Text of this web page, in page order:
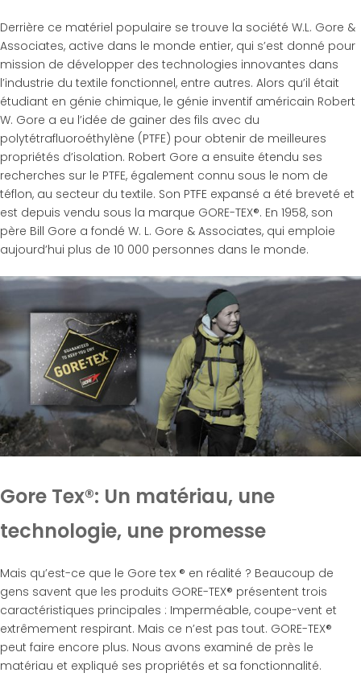
Derrière ce matériel populaire se trouve la société W.L. Gore &
Associates, active dans le monde entier, qui s’est donné pour
mission de développer des technologies innovantes dans
l’industrie du textile fonctionnel, entre autres. Alors qu’il était
étudiant en génie chimique, le génie inventif américain Robert
W. Gore a eu l’idée de gainer des fils avec du
polytétrafluoroéthylène (PTFE) pour obtenir de meilleures
propriétés d’isolation. Robert Gore a ensuite étendu ses
recherches sur le PTFE, également connu sous le nom de
téflon, au secteur du textile. Son PTFE expansé a été breveté et
est depuis vendu sous la marque GORE-TEX®. En 1958, son
père Bill Gore a fondé W. L. Gore & Associates, qui emploie
aujourd’hui plus de 10 000 personnes dans le monde.
Gore Tex®: Un matériau, une
technologie, une promesse
Mais qu’est-ce que le Gore tex ® en réalité ? Beaucoup de
gens savent que les produits GORE-TEX® présentent trois
caractéristiques principales : Imperméable, coupe-vent et
extrêmement respirant. Mais ce n’est pas tout. GORE-TEX®
peut faire encore plus. Nous avons examiné de près le
matériau et expliqué ses propriétés et sa fonctionnalité.